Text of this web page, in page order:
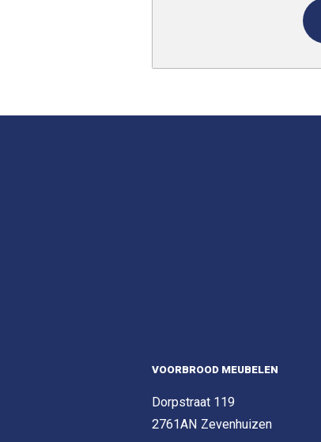
VOORBROOD MEUBELEN
Dorpstraat 119
2761AN Zevenhuizen